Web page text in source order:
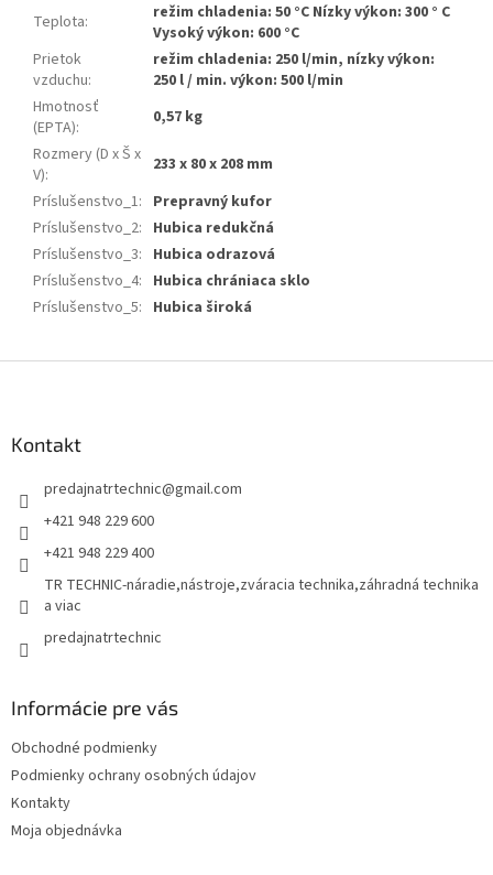
Teplota:
režim chladenia: 50 °C Nízky výkon: 300 ° C
Vysoký výkon: 600 °C
Prietok
vzduchu:
režim chladenia: 250 l/min, nízky výkon:
250 l / min. výkon: 500 l/min
Hmotnosť
(EPTA):
0,57 kg
Rozmery (D x Š x
V):
233 x 80 x 208 mm
Príslušenstvo_1: Prepravný kufor
Príslušenstvo_2: Hubica redukčná
Príslušenstvo_3: Hubica odrazová
Príslušenstvo_4: Hubica chrániaca sklo
Príslušenstvo_5: Hubica široká
Kontakt
predajnatrtechnic@gmail.com
+421 948 229 600
+421 948 229 400
TR TECHNIC-náradie,nástroje,zváracia technika,záhradná technika
a viac
predajnatrtechnic
Informácie pre vás
Obchodné podmienky
Podmienky ochrany osobných údajov
Kontakty
Moja objednávka